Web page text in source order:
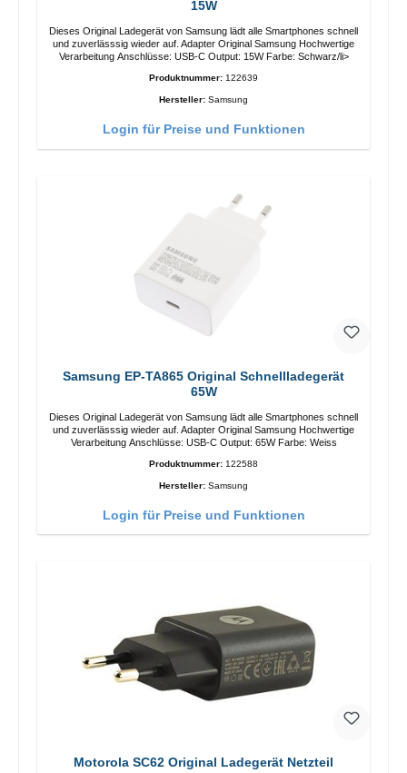
15W
Dieses Original Ladegerät von Samsung lädt alle Smartphones schnell
und zuverlässsig wieder auf. Adapter Original Samsung Hochwertige
Verarbeitung Anschlüsse: USB-C Output: 15W Farbe: Schwarz/li>
Produktnummer: 122639
Hersteller: Samsung
Login für Preise und Funktionen
Samsung EP-TA865 Original Schnellladegerät
65W
Dieses Original Ladegerät von Samsung lädt alle Smartphones schnell
und zuverlässsig wieder auf. Adapter Original Samsung Hochwertige
Verarbeitung Anschlüsse: USB-C Output: 65W Farbe: Weiss
Produktnummer: 122588
Hersteller: Samsung
Login für Preise und Funktionen
Motorola SC62 Original Ladegerät Netzteil